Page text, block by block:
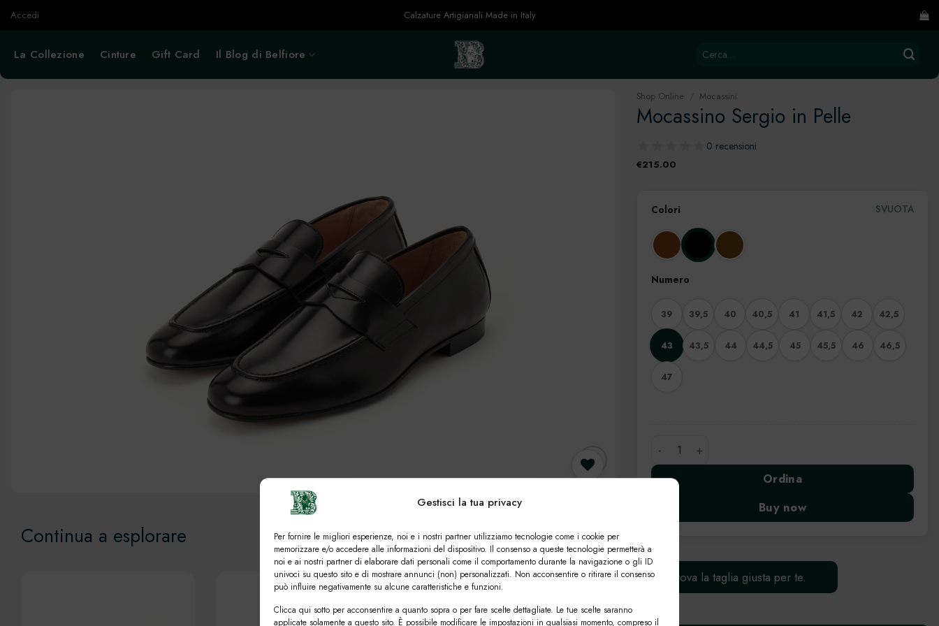
Gestisci la tua privacy
Per fornire le migliori esperienze, noi e i nostri partner utilizziamo tecnologie come i cookie per
memorizzare e/o accedere alle informazioni del dispositivo. Il consenso a queste tecnologie permetterà a
noi e ai nostri partner di elaborare dati personali come il comportamento durante la navigazione o gli ID
univoci su questo sito e di mostrare annunci (non) personalizzati. Non acconsentire o ritirare il consenso
può influire negativamente su alcune caratteristiche e funzioni.
Clicca qui sotto per acconsentire a quanto sopra o per fare scelte dettagliate. Le tue scelte saranno
applicate solamente a questo sito. È possibile modificare le impostazioni in qualsiasi momento, compreso il
SaltaAccedi Calzature Artigianali Made in Italy
La Collezione Cinture Gift Card Il Blog di Belfiore Cerca:
Continua a esplorare
Shop Online Mocassini
Mocassino Sergio in Pelle
0 recensioni
€215.00
Colori
Numero
39 39,5 40 40,5 41 41,5 42 42,5
43 43,5 44 44,5 45 45,5 46 46,5
47
SVUOTA
Mocassino Sergio in Pelle quantità
Ordina
Buy now
Trova la taglia giusta per te.